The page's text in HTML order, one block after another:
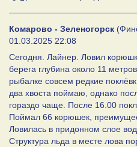
Комарово - Зеленогорск
01.03.2025 22:08
Сегодня. Лайнер. Ловил
берега глубина около 11
рыбалке совсем редкие
два хвоста поймаю, однако
гораздо чаще. После 16.00
Поймал 66 корюшек,
Ловилась в придонном слое
Структура льда в месте лова